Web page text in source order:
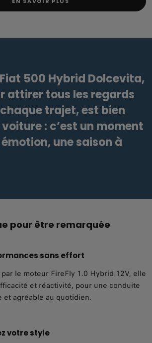
500 Hybrid Dolcevita,
attirer tous les regards
trajet, est bien
voiture : c’est un moment
une saison à
pour être remarquée
sans effort
le moteur FireFly 1.0 Hybrid 12V, elle
et réactivité, pour une conduite
et agréable au quotidien.
votre style